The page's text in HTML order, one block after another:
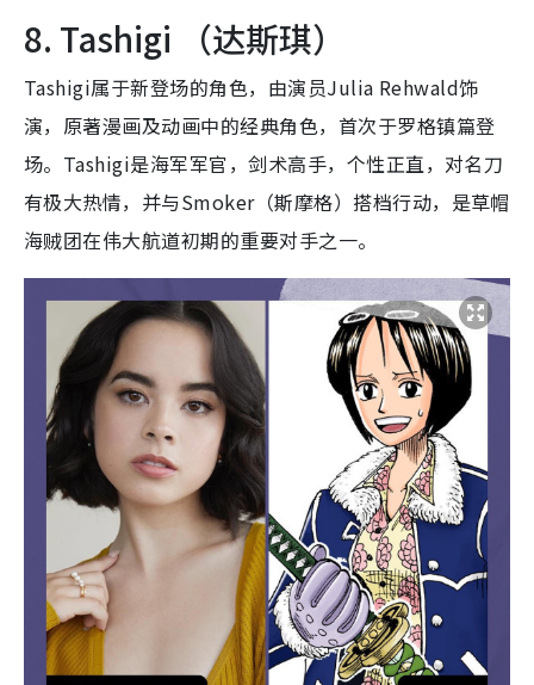
8. Tashigi （达斯琪）
Tashigi属于新登场的角色，由演员Julia Rehwald饰
演，原著漫画及动画中的经典角色，首次于罗格镇篇登
场。Tashigi是海军军官，剑术高手，个性正直，对名刀
有极大热情，并与Smoker（斯摩格）搭档行动，是草帽
海贼团在伟大航道初期的重要对手之一。